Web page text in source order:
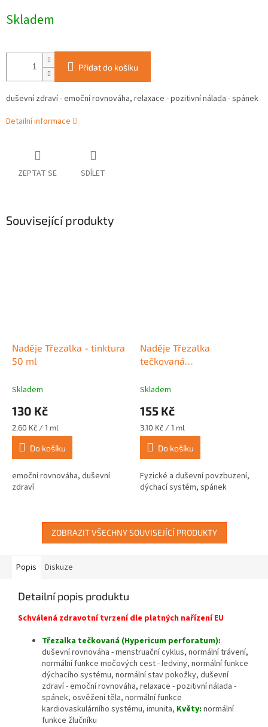
Skladem
Přidat do košíku
duševní zdraví - emoční rovnováha, relaxace - pozitivní nálada - spánek
Detailní informace
ZEPTAT SE SDÍLET
Související produkty
Naděje Třezalka - tinktura
50 ml
Skladem
130 Kč
Měrná
cena:
2,60 Kč / 1 ml
Do košíku
emoční rovnováha, duševní
zdraví
Naděje Třezalka
tečkovaná
ml
Skladem
155 Kč
Měrná
cena:
3,10 Kč / 1 ml
Do košíku
Fyzické a duševní povzbuzení,
dýchací systém, spánek
ZOBRAZIT VŠECHNY SOUVISEJÍCÍ PRODUKTY
Popis Diskuze
Detailní popis produktu
Schválená zdravotní tvrzení dle platných nařízení EU
Třezalka tečkovaná (Hypericum perforatum):
duševní rovnováha - menstruační cyklus, normální trávení,
normální funkce močových cest - ledviny, normální funkce
dýchacího systému, normální stav pokožky, duševní
zdraví - emoční rovnováha, relaxace - pozitivní nálada -
spánek, osvěžení těla, normální funkce
kardiovaskulárního systému, imunita, Květy: normální
funkce žlučníku